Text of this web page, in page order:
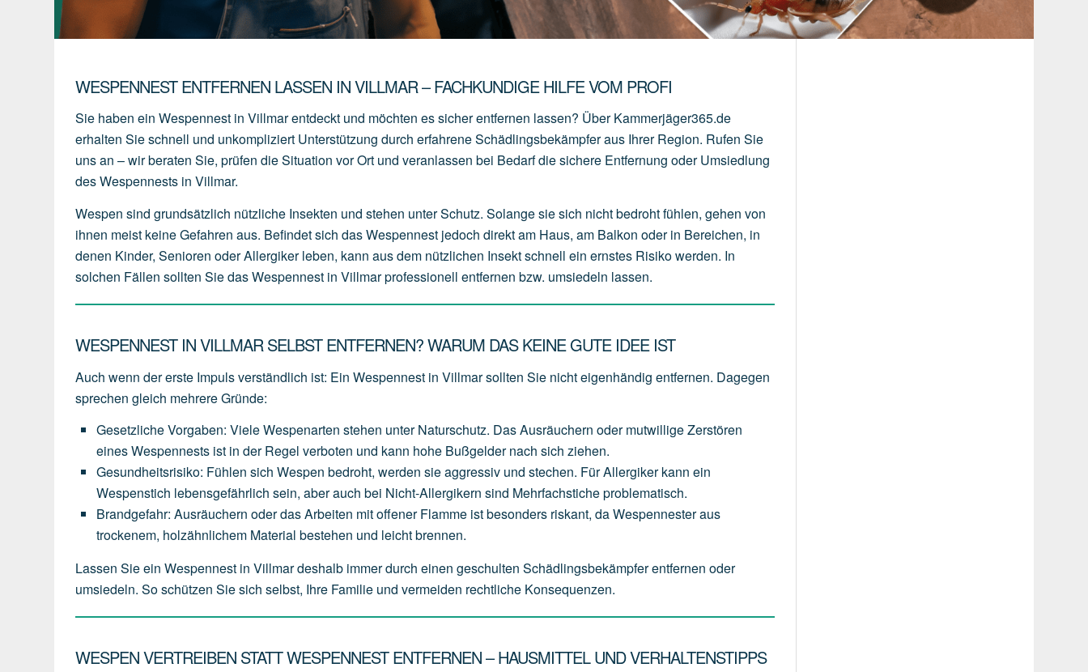
WESPENNEST ENTFERNEN LASSEN IN VILLMAR – FACHKUNDIGE HILFE VOM PROFI
Sie haben ein Wespennest in Villmar entdeckt und möchten es sicher entfernen lassen? Über Kammerjäger365.de
erhalten Sie schnell und unkompliziert Unterstützung durch erfahrene Schädlingsbekämpfer aus Ihrer Region. Rufen Sie
uns an – wir beraten Sie, prüfen die Situation vor Ort und veranlassen bei Bedarf die sichere Entfernung oder Umsiedlung
des Wespennests in Villmar.
Wespen sind grundsätzlich nützliche Insekten und stehen unter Schutz. Solange sie sich nicht bedroht fühlen, gehen von
ihnen meist keine Gefahren aus. Befindet sich das Wespennest jedoch direkt am Haus, am Balkon oder in Bereichen, in
denen Kinder, Senioren oder Allergiker leben, kann aus dem nützlichen Insekt schnell ein ernstes Risiko werden. In
solchen Fällen sollten Sie das Wespennest in Villmar professionell entfernen bzw. umsiedeln lassen.
WESPENNEST IN VILLMAR SELBST ENTFERNEN? WARUM DAS KEINE GUTE IDEE IST
Auch wenn der erste Impuls verständlich ist: Ein Wespennest in Villmar sollten Sie nicht eigenhändig entfernen. Dagegen
sprechen gleich mehrere Gründe:
Gesetzliche Vorgaben: VieleWespenarten stehen unter Naturschutz. DasAusräuchern oder mutwilligeZerstören
einesWespennests ist in der Regel verboten und kann hohe Bußgelder nach sich ziehen.
Gesundheitsrisiko: Fühlen sich Wespen bedroht, werden sieaggressiv und stechen. FürAllergiker kann ein
Wespenstich lebensgefährlich sein, aberauch bei Nicht-Allergikern sind Mehrfachsticheproblematisch.
Brandgefahr: Ausräuchern oderdasArbeiten mitoffener Flamme istbesonders riskant, daWespennesteraus
trockenem, holzähnlichem Material bestehen und leichtbrennen.
Lassen Sie ein Wespennest in Villmar deshalb immer durch einen geschulten Schädlingsbekämpfer entfernen oder
umsiedeln. So schützen Sie sich selbst, Ihre Familie und vermeiden rechtliche Konsequenzen.
WESPEN VERTREIBEN STATT WESPENNEST ENTFERNEN – HAUSMITTEL UND VERHALTENSTIPPS